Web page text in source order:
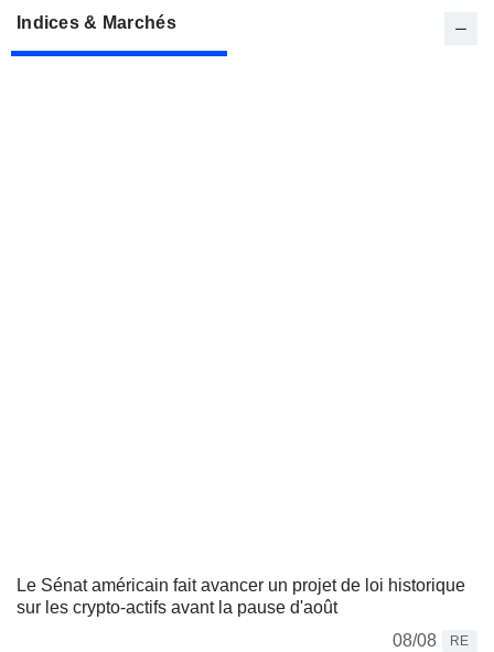
Indices & Marchés
Le Sénat américain fait avancer un projet de loi historique
sur les crypto-actifs avant la pause d'août
08/08
RE